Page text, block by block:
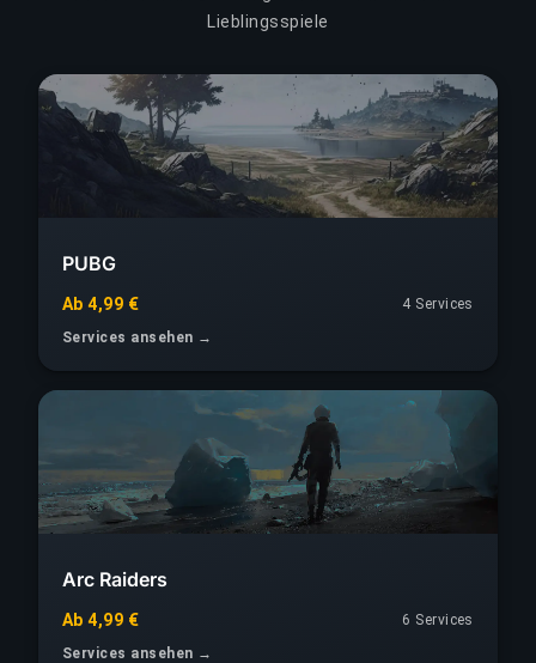
Lieblingsspiele
PUBG
Ab 4,99 €
4 Services
Services ansehen →
Arc Raiders
Ab 4,99 €
6 Services
Services ansehen →